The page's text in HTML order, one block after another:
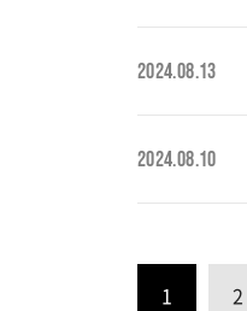
2024.08.13
2024.08.10
1 2